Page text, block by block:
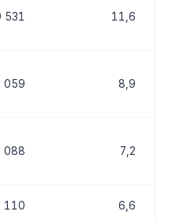
531 11,6
059 8,9
088 7,2
110 6,6